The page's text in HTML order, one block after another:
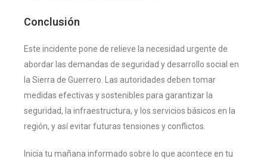
Conclusión
Este incidente pone de relieve la necesidad urgente de
abordar las demandas de seguridad y desarrollo social en
la Sierra de Guerrero. Las autoridades deben tomar
medidas efectivas y sostenibles para garantizar la
seguridad, la infraestructura, y los servicios básicos en la
región, y así evitar futuras tensiones y conflictos.
Inicia tu mañana informado sobre lo que acontece en tu